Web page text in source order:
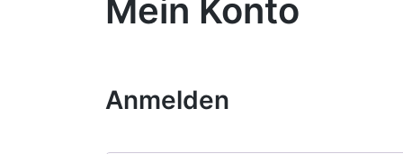
Mein Konto
Anmelden